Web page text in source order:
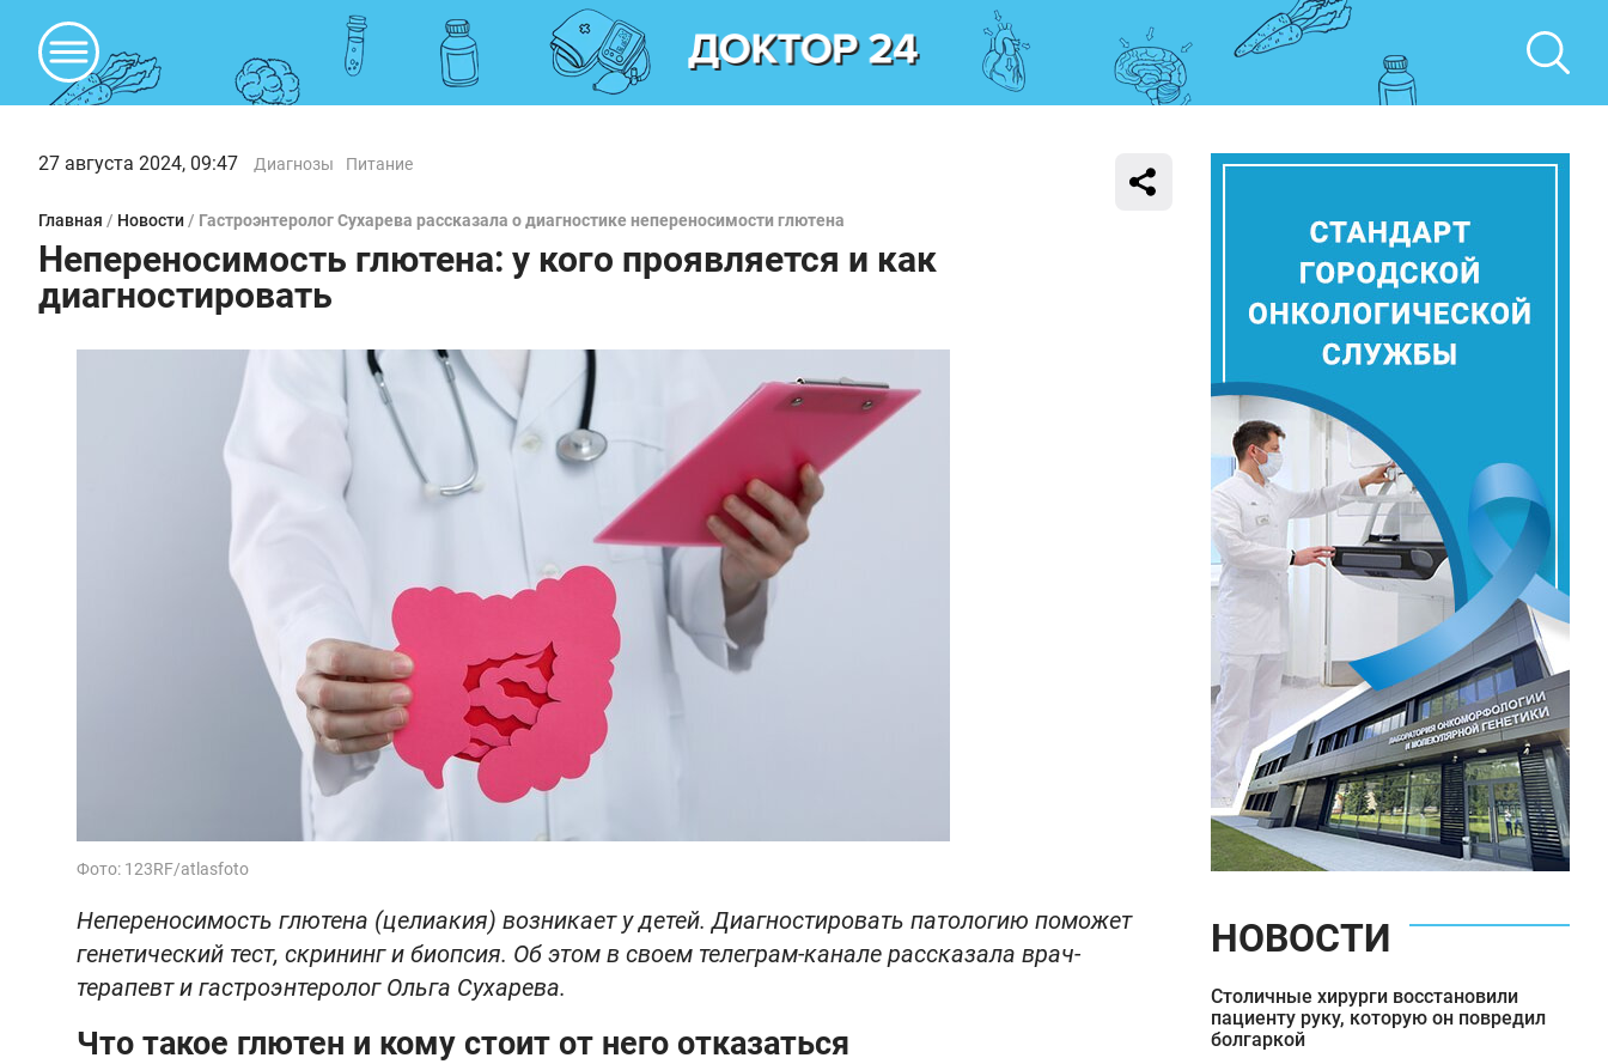
27 августа 2024, 09:47 Диагнозы Питание
Главная / Новости / Гастроэнтеролог Сухарева рассказала о диагностике непереносимости глютена
Непереносимость глютена: у кого проявляется и как
диагностировать
Фото: 123RF/atlasfoto
Непереносимость глютена (целиакия) возникает у детей. Диагностировать патологию поможет
генетический тест, скрининг и биопсия. Об этом в своем телеграм-канале рассказала врач-
терапевт и гастроэнтеролог Ольга Сухарева.
Что такое глютен и кому стоит от него отказаться
НОВОСТИ
Столичные хирурги восстановили
пациенту руку, которую он повредил
болгаркой